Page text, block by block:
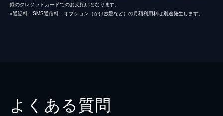
録のクレジットカードでのお支払いとなります。
※通話料、SMS通信料、オプション（かけ放題など）の月額利用料は別途発生します。
よくある質問